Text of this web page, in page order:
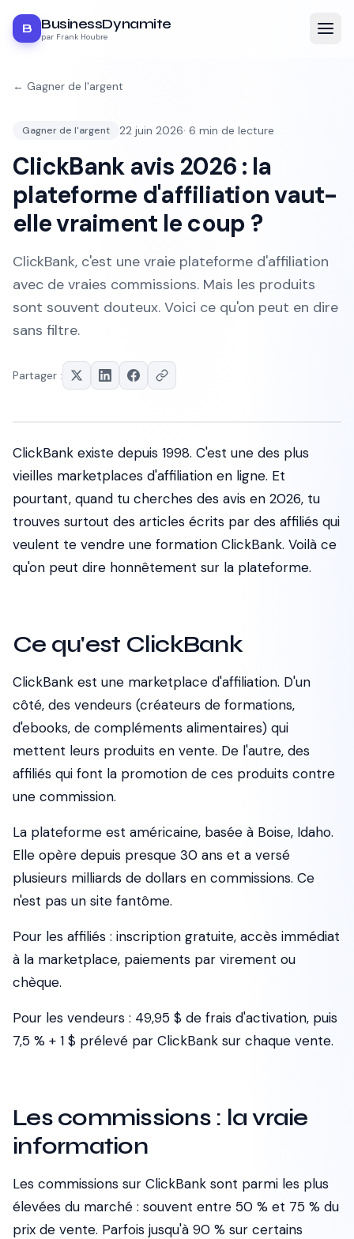
B BusinessDynamite
par Frank Houbre
← Gagner de l'argent
Gagner de l'argent 22 juin 2026· 6 min de lecture
ClickBank avis 2026 : la
plateforme d'affiliation vaut-
elle vraiment le coup ?
ClickBank, c'est une vraie plateforme d'affiliation
avec de vraies commissions. Mais les produits
sont souvent douteux. Voici ce qu'on peut en dire
sans filtre.
Partager :
ClickBank existe depuis 1998. C'est une des plus
vieilles marketplaces d'affiliation en ligne. Et
pourtant, quand tu cherches des avis en 2026, tu
trouves surtout des articles écrits par des affiliés qui
veulent te vendre une formation ClickBank. Voilà ce
qu'on peut dire honnêtement sur la plateforme.
Ce qu'est ClickBank
ClickBank est une marketplace d'affiliation. D'un
côté, des vendeurs (créateurs de formations,
d'ebooks, de compléments alimentaires) qui
mettent leurs produits en vente. De l'autre, des
affiliés qui font la promotion de ces produits contre
une commission.
La plateforme est américaine, basée à Boise, Idaho.
Elle opère depuis presque 30 ans et a versé
plusieurs milliards de dollars en commissions. Ce
n'est pas un site fantôme.
Pour les affiliés : inscription gratuite, accès immédiat
à la marketplace, paiements par virement ou
chèque.
Pour les vendeurs : 49,95 $ de frais d'activation, puis
7,5 % + 1 $ prélevé par ClickBank sur chaque vente.
Les commissions : la vraie
information
Les commissions sur ClickBank sont parmi les plus
élevées du marché : souvent entre 50 % et 75 % du
prix de vente. Parfois jusqu'à 90 % sur certains